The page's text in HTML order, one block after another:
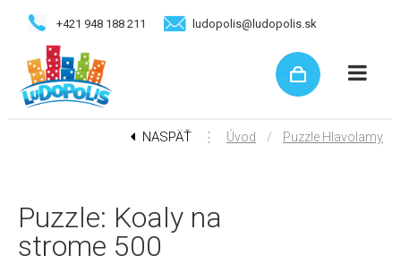
+421 948 188 211 ludopolis@ludopolis.sk
NASPÄŤ ⋮ Úvod / Puzzle Hlavolamy
Puzzle: Koaly na
strome 500